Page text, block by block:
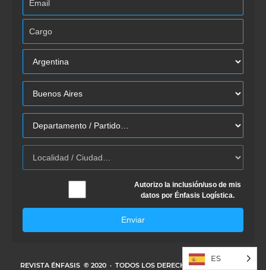
Autorizo la inclusión/uso de mis
datos por Énfasis Logística.
Enviar
REVISTA ÉNFASIS © 2020 · TODOS LOS DERECHOS RESERVADOS
ES